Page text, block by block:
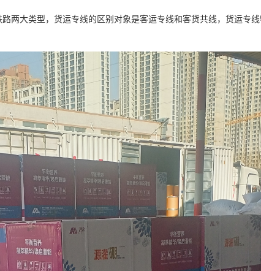
两大类型，货运专线的区别对象是客运专线和客货共线，货运专